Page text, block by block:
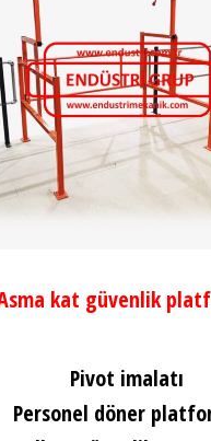
kat güvenlik
Pivot imalatı
Personel döner